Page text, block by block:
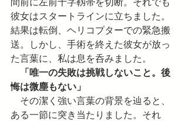
間前に左前十字靱帯を切断。それでも
彼女はスタートラインに立ちました。
結果は転倒、ヘリコプターでの緊急搬
送。しかし、手術を終えた彼女が放っ
た言葉に、私は息を呑みました。
「唯一の失敗は挑戦しないこと。後
悔は微塵もない」
その潔く強い言葉の背景を辿ると、
ある一節に突き当たりました。それ